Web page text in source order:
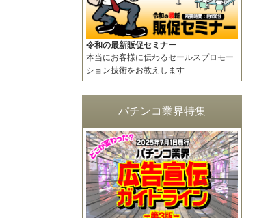
令和の最新販促セミナー
本当にお客様に伝わるセールスプロモー
ション技術をお教えします
パチンコ業界特集